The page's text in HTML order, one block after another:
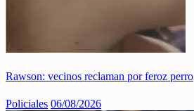
Rawson: vecinos reclaman por feroz perro
Policiales 06/08/2026